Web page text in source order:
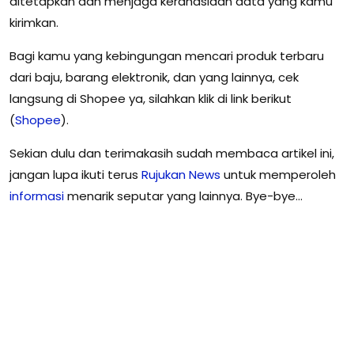
kirimkan.
Bagi kamu yang kebingungan mencari produk terbaru
dari baju, barang elektronik, dan yang lainnya, cek
langsung di Shopee ya, silahkan klik di link berikut
(Shopee).
Sekian dulu dan terimakasih sudah membaca artikel ini,
jangan lupa ikuti terus RujukanNews untuk memperoleh
informasimenarik seputar yang lainnya. Bye-bye…